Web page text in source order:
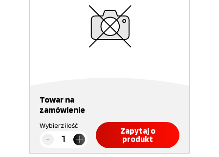
Towar na
zamówienie
Wybierz ilość
Zapytaj o
produkt